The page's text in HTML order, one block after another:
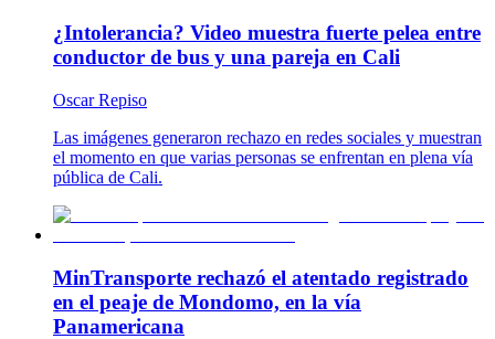
¿Intolerancia? Video muestra fuerte pelea entre
conductor de bus y una pareja en Cali
Oscar Repiso
Las imágenes generaron rechazo en redes sociales y muestran
el momento en que varias personas se enfrentan en plena vía
pública de Cali.
MinTransporte rechazó el atentado registrado
en el peaje de Mondomo, en la vía
Panamericana